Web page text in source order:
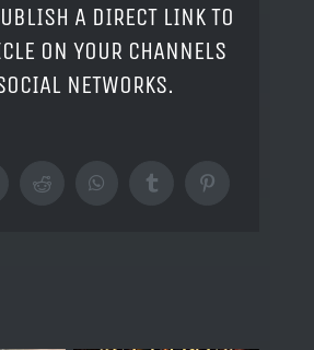
A DIRECT LINK TO
ON YOUR CHANNELS
NETWORKS.
RedditWhatsAppTumblrPinterest